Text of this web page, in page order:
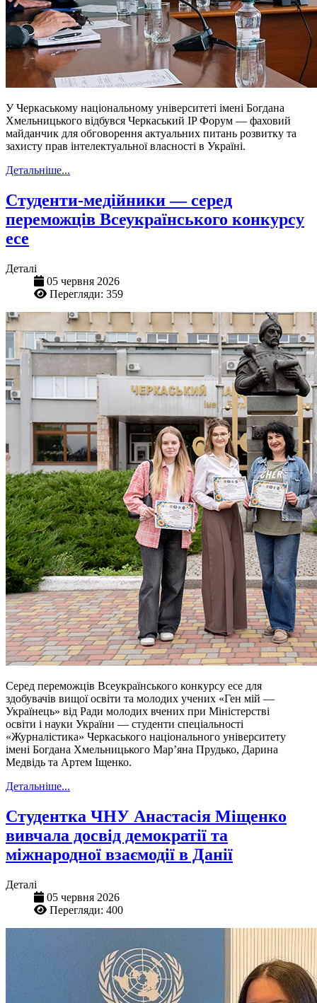
У Черкаському національному університеті імені Богдана
Хмельницького відбувся Черкаський IP Форум — фаховий
майданчик для обговорення актуальних питань розвитку та
захисту прав інтелектуальної власності в Україні.
Детальніше...
Студенти-медійники — серед
переможців Всеукраїнського конкурсу
есе
Деталі
05 червня 2026
Перегляди: 359
Серед переможців Всеукраїнського конкурсу есе для
здобувачів вищої освіти та молодих учених «Ген мій —
Українець» від Ради молодих вчених при Міністерстві
освіти і науки України — студенти спеціальності
«Журналістика» Черкаського національного університету
імені Богдана Хмельницького Мар’яна Прудько, Дарина
Медвідь та Артем Іщенко.
Детальніше...
Студентка ЧНУ Анастасія Міщенко
вивчала досвід демократії та
міжнародної взаємодії в Данії
Деталі
05 червня 2026
Перегляди: 400